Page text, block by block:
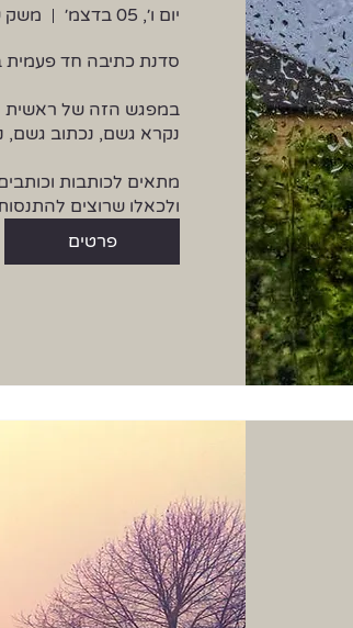
יום ו׳, 05 בדצמ׳ משק
ולכאלו שרוצים
פרטים